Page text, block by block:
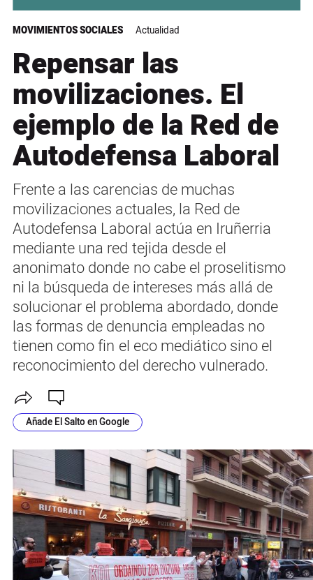
MOVIMIENTOS SOCIALES Actualidad
Repensar las
movilizaciones. El
ejemplo de la Red de
Autodefensa Laboral
Frente a las carencias de muchas
movilizaciones actuales, la Red de
Autodefensa Laboral actúa en Iruñerria
mediante una red tejida desde el
anonimato donde no cabe el proselitismo
ni la búsqueda de intereses más allá de
solucionar el problema abordado, donde
las formas de denuncia empleadas no
tienen como fin el eco mediático sino el
reconocimiento del derecho vulnerado.
Añade El Salto en Google